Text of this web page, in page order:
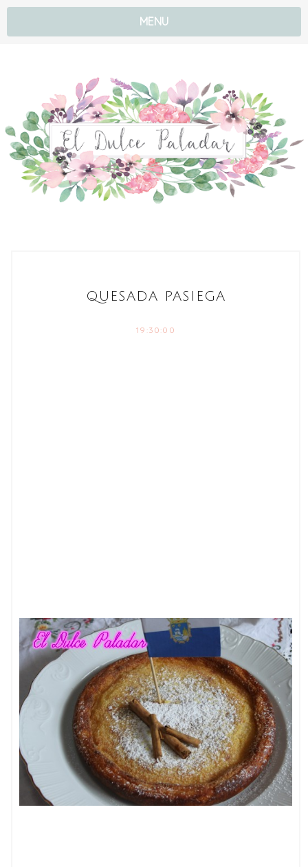
MENU
QUESADA PASIEGA
19:30:00